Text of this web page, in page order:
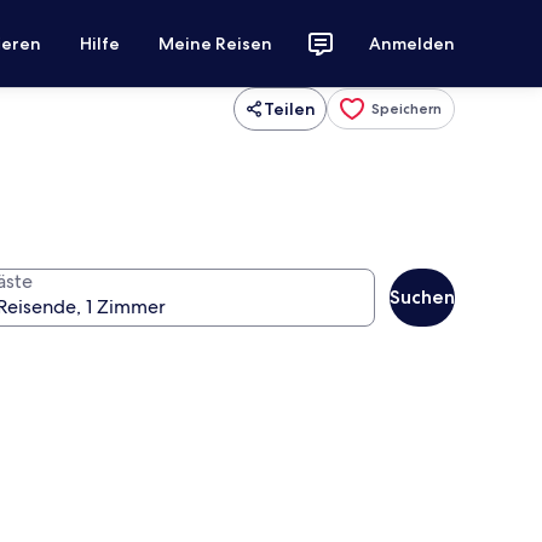
Hilfe Meine Reisen Anmelden
Teilen Speichern
Suchen